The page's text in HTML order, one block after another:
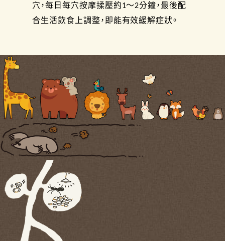
穴，每日每穴按摩揉壓約1～2分鐘，最後配
合生活飲食上調整，即能有效緩解症狀。